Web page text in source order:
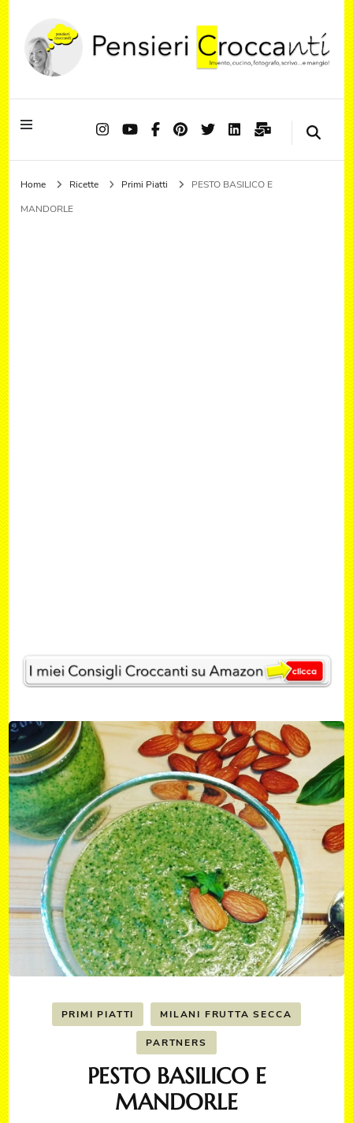
Pensieri Croccanti
Home Ricette Primi Piatti
PESTO BASILICO E
MANDORLE
PRIMI PIATTI MILANI FRUTTA SECCA
PARTNERS
PESTO BASILICO E
MANDORLE